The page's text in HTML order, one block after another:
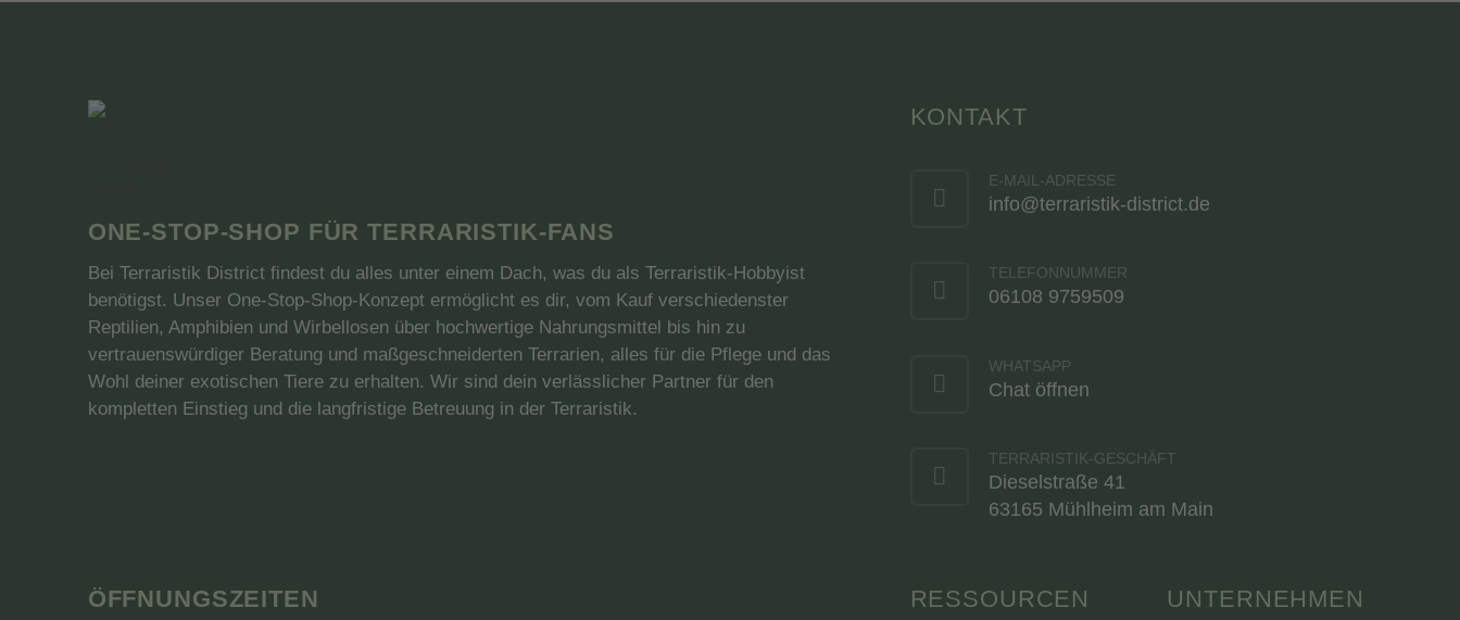
ONE-STOP-SHOP FÜR TERRARISTIK-FANS
Bei Terraristik District findest du alles unter einem Dach, was du als Terraristik-Hobbyist
benötigst. Unser One-Stop-Shop-Konzept ermöglicht es dir, vom Kauf verschiedenster
Reptilien, Amphibien und Wirbellosen über hochwertige Nahrungsmittel bis hin zu
vertrauenswürdiger Beratung und maßgeschneiderten Terrarien, alles für die Pflege und das
Wohl deiner exotischen Tiere zu erhalten. Wir sind dein verlässlicher Partner für den
kompletten Einstieg und die langfristige Betreuung in der Terraristik.
RESSOURCEN UNTERNEHMEN
KONTAKT
E-MAIL-ADRESSE
info@terraristik-district.de
TELEFONNUMMER
06108 9759509
WHATSAPP
Chat öffnen
TERRARISTIK-GESCHÄFT
Dieselstraße 41
63165 Mühlheim am Main
ÖFFNUNGSZEITEN